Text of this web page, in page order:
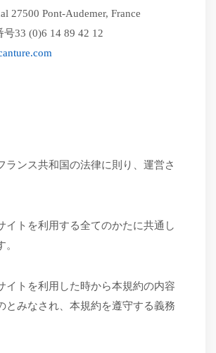
27500 Pont-Audemer, France
号33 (0)6 14 89 42 12
ランス共和国の法律に則り、運営さ
イトを利用する全てのかたに共通し
イトを利用した時から本規約の内容
とみなされ、本規約を遵守する義務